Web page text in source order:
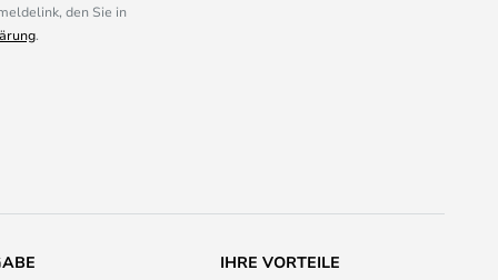
den Sie in
.
IHRE VORTEILE